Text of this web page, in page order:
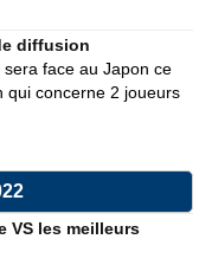
diffusion
sera face au Japon ce
qui concerne 2 joueurs
VS les meilleurs